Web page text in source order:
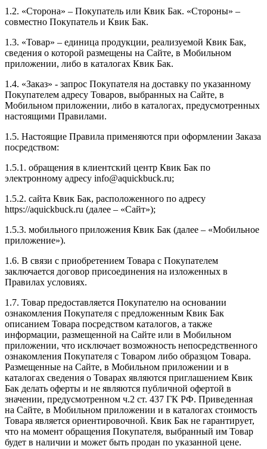
1.2. «Сторона» – Покупатель или Квик Бак. «Стороны» –
совместно Покупатель и Квик Бак.
1.3. «Товар» – единица продукции, реализуемой Квик Бак,
сведения о которой размещены на Сайте, в Мобильном
приложении, либо в каталогах Квик Бак.
1.4. «Заказ» - запрос Покупателя на доставку по указанному
Покупателем адресу Товаров, выбранных на Сайте, в
Мобильном приложении, либо в каталогах, предусмотренных
настоящими Правилами.
1.5. Настоящие Правила применяются при оформлении Заказа
посредством:
1.5.1. обращения в клиентский центр Квик Бак по
электронному адресу info@aquickbuck.ru;
1.5.2. сайта Квик Бак, расположенного по адресу
https://aquickbuck.ru (далее – «Сайт»);
1.5.3. мобильного приложения Квик Бак (далее – «Мобильное
приложение»).
1.6. В связи с приобретением Товара с Покупателем
заключается договор присоединения на изложенных в
Правилах условиях.
1.7. Товар предоставляется Покупателю на основании
ознакомления Покупателя с предложенным Квик Бак
описанием Товара посредством каталогов, а также
информации, размещенной на Сайте или в Мобильном
приложении, что исключает возможность непосредственного
ознакомления Покупателя с Товаром либо образцом Товара.
Размещенные на Сайте, в Мобильном приложении и в
каталогах сведения о Товарах являются приглашением Квик
Бак делать оферты и не являются публичной офертой в
значении, предусмотренном ч.2 ст. 437 ГК РФ. Приведенная
на Сайте, в Мобильном приложении и в каталогах стоимость
Товара является ориентировочной. Квик Бак не гарантирует,
что на момент обращения Покупателя, выбранный им Товар
будет в наличии и может быть продан по указанной цене.